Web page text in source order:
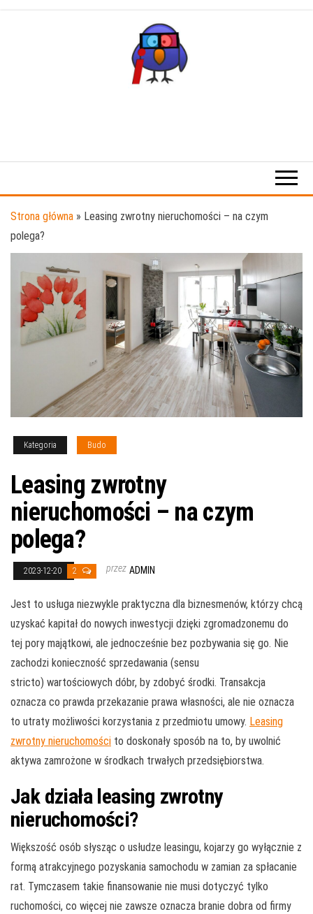
Strona główna » Leasing zwrotny nieruchomości – na czym
polega?
Kategoria Budo
Leasing zwrotny
nieruchomości – na czym
polega?
2023-12-20 2 przez ADMIN
Jest to usługa niezwykle praktyczna dla biznesmenów, którzy chcą
uzyskać kapitał do nowych inwestycji dzięki zgromadzonemu do
tej pory majątkowi, ale jednocześnie bez pozbywania się go. Nie
zachodzi konieczność sprzedawania (sensu
stricto) wartościowych dóbr, by zdobyć środki. Transakcja
oznacza co prawda przekazanie prawa własności, ale nie oznacza
to utraty możliwości korzystania z przedmiotu umowy. Leasing
zwrotny nieruchomości to doskonały sposób na to, by uwolnić
aktywa zamrożone w środkach trwałych przedsiębiorstwa.
Jak działa leasing zwrotny
nieruchomości?
Większość osób słysząc o usłudze leasingu, kojarzy go wyłącznie z
formą atrakcyjnego pozyskania samochodu w zamian za spłacanie
rat. Tymczasem takie finansowanie nie musi dotyczyć tylko
ruchomości, co więcej nie zawsze oznacza branie dobra od firmy